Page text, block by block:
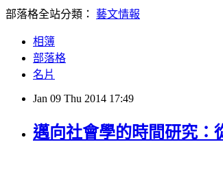
部落格全站分類： 藝文情報
相簿
部落格
名片
Jan 09 Thu 2014 17:49
邁向社會學的時間研究：